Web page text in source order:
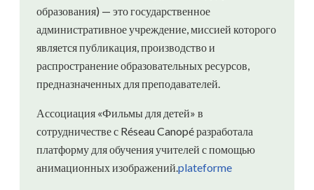
образования) — это государственное
административное учреждение, миссией которого
является публикация, производство и
распространение образовательных ресурсов,
предназначенных для преподавателей.
Ассоциация «Фильмы для детей» в
сотрудничестве с Réseau Canopé разработала
платформу для обучения учителей с помощью
анимационных изображений.plateforme